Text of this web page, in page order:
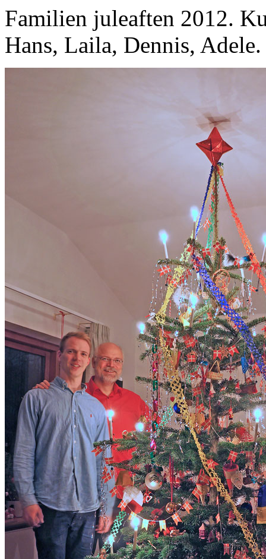
Familien juleaften 2012.
Hans, Laila, Dennis, Adele.